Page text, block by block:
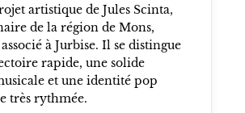
artistique de Jules Scinta,
de la région de Mons,
à Jurbise. Il se distingue
rapide, une solide
et une identité pop
très rythmée.